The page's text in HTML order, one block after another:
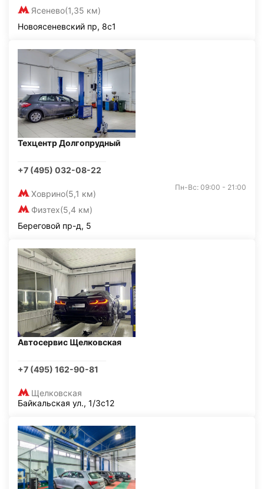
Ясенево(1,35 км)
Новоясеневский пр, 8с1
Техцентр Долгопрудный
+7 (495) 032-08-22
Ховрино(5,1 км)
Физтех(5,4 км)
Пн-Вс: 09:00 - 21:00
Береговой пр-д, 5
Автосервис Щелковская
+7 (495) 162-90-81
Щелковская
Байкальская ул., 1/3с12